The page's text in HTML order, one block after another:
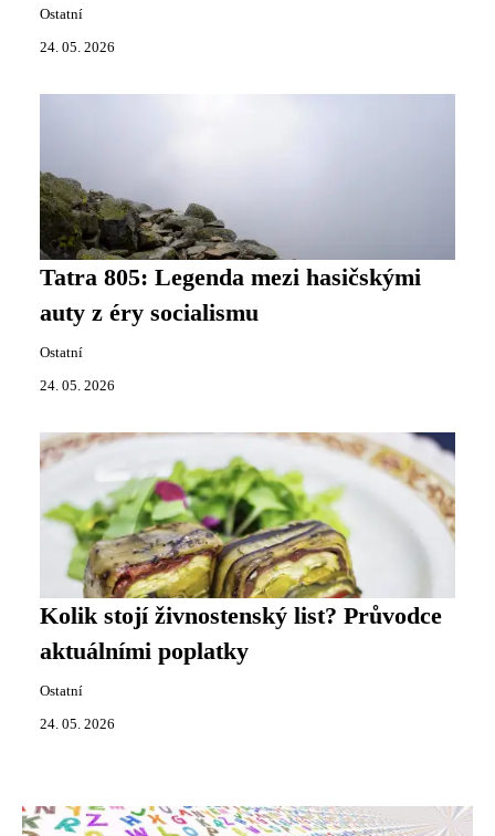
Ostatní
24. 05. 2026
Tatra 805: Legenda mezi hasičskými
auty z éry socialismu
Ostatní
24. 05. 2026
Kolik stojí živnostenský list? Průvodce
aktuálními poplatky
Ostatní
24. 05. 2026